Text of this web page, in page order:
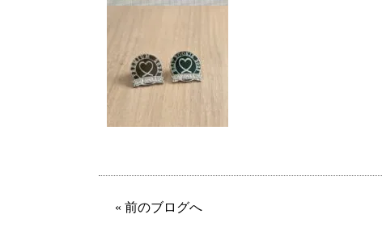
会
« 前のブログへ